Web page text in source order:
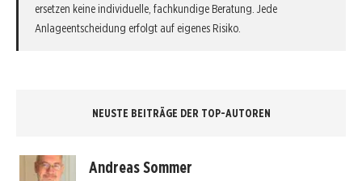
ersetzen keine individuelle, fachkundige Beratung. Jede
Anlageentscheidung erfolgt auf eigenes Risiko.
NEUSTE BEITRÄGE DER TOP-AUTOREN
Andreas Sommer